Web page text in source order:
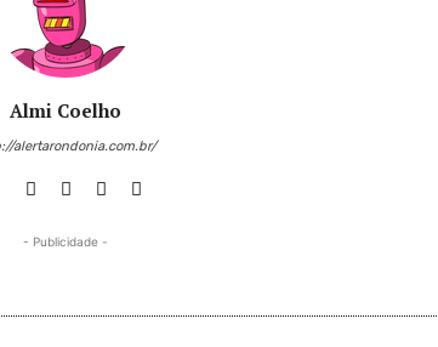
Almi Coelho
alertarondonia.com.br/
- Publicidade -